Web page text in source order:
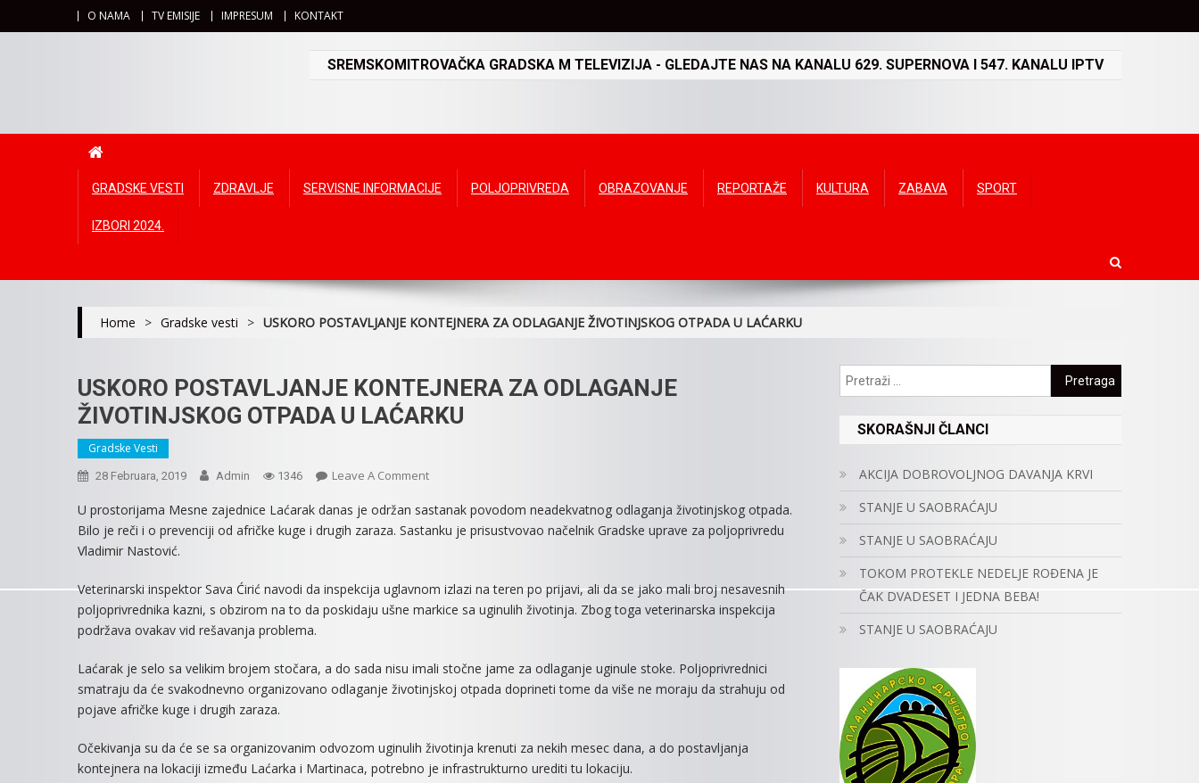
O NAMA TV EMISIJE IMPRESUM KONTAKT
SREMSKOMITROVAČKA GRADSKA M TELEVIZIJA - GLEDAJTE NAS NA KANALU 629. SUPERNOVA I 547. KANALU IPTV
GRADSKE VESTI ZDRAVLJE SERVISNE INFORMACIJE POLJOPRIVREDA OBRAZOVANJE REPORTAŽE KULTURA ZABAVA SPORT
IZBORI 2024.
Home > Gradske vesti > USKORO POSTAVLJANJE KONTEJNERA ZA ODLAGANJE ŽIVOTINJSKOG OTPADA U LAĆARKU
USKORO POSTAVLJANJE KONTEJNERA ZA ODLAGANJE
ŽIVOTINJSKOG OTPADA U LAĆARKU
Gradske Vesti
28 Februara, 2019 Admin 1346 Leave A CommentOn
POSTAVLJANJE
KONTEJNERA
ŽIVOTINJSKOG
OTPADA
U prostorijama Mesne zajednice Laćarak danas je održan sastanak povodom neadekvatnog odlaganja životinjskog otpada.
Bilo je reči i o prevenciji od afričke kuge i drugih zaraza. Sastanku je prisustvovao načelnik Gradske uprave za poljoprivredu
Vladimir Nastović.
Veterinarski inspektor Sava Ćirić navodi da inspekcija uglavnom izlazi na teren po prijavi, ali da se jako mali broj nesavesnih
poljoprivrednika kazni, s obzirom na to da poskidaju ušne markice sa uginulih životinja. Zbog toga veterinarska inspekcija
podržava ovakav vid rešavanja problema.
Laćarak je selo sa velikim brojem stočara, a do sada nisu imali stočne jame za odlaganje uginule stoke. Poljoprivrednici
smatraju da će svakodnevno organizovano odlaganje životinjskoj otpada doprineti tome da više ne moraju da strahuju od
pojave afričke kuge i drugih zaraza.
Očekivanja su da će se sa organizovanim odvozom uginulih životinja krenuti za nekih mesec dana, a do postavljanja
kontejnera na lokaciji između Laćarka i Martinaca, potrebno je infrastrukturno urediti tu lokaciju.
Pretraga:
SKORAŠNJI ČLANCI
AKCIJA DOBROVOLJNOG DAVANJA KRVI
STANJE U SAOBRAĆAJU
STANJE U SAOBRAĆAJU
TOKOM PROTEKLE NEDELJE ROĐENA JE
ČAK DVADESET I JEDNA BEBA!
STANJE U SAOBRAĆAJU